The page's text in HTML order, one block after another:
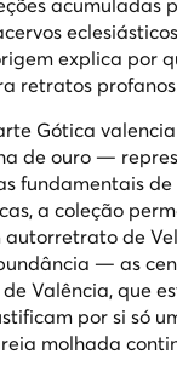
acumuladas
explica por
retratos
Gótica
de ouro —
fundamentais
a coleção
autorretrato de
— as
Valência, que
por si só
molhada